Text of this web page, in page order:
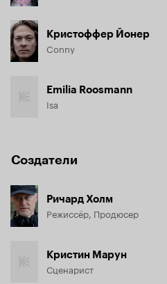
Кристоффер Йонер
Conny
Emilia Roosmann
Isa
Создатели
Ричард Холм
Режиссёр, Продюсер
Кристин Марун
Сценарист